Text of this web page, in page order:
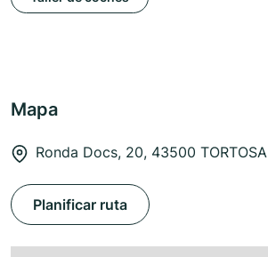
Mapa
Ronda Docs, 20, 43500 TORTOSA
Planificar ruta